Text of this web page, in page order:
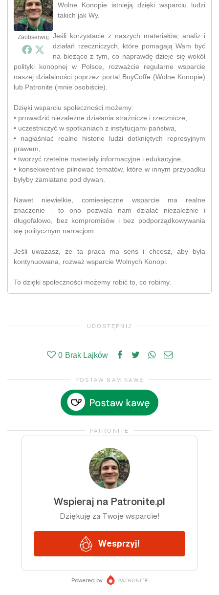
Zaobserwuj
Wolne Konopie istnieją dzięki wsparciu ludzi
takich jak Wy.
Jeśli korzystacie z naszych materiałów, analiz i
działań rzeczniczych, które pomagają Wam być
na bieżąco z tym, co naprawdę dzieje się wokół
polityki konopnej w Polsce, rozważcie regularne wsparcie
naszej działalności poprzez portal BuyCoffe (Wolne Konopie)
lub Patronite (mnie osobiście).
Dzięki wsparciu społeczności możemy:
• prowadzić niezależne działania strażnicze i rzecznicze,
• uczestniczyć w spotkaniach z instytucjami państwa,
• nagłaśniać realne historie ludzi dotkniętych represyjnym
prawem,
• tworzyć rzetelne materiały informacyjne i edukacyjne,
• konsekwentnie pilnować tematów, które w innym przypadku
byłyby zamiatane pod dywan.
Nawet niewielkie, comiesięczne wsparcie ma realne
znaczenie - to ono pozwala nam działać niezależnie i
długofalowo, bez kompromisów i bez podporządkowywania
się politycznym narracjom.
Jeśli uważasz, że ta praca ma sens i chcesz, aby była
kontynuowana, rozważ wsparcie Wolnych Konopi.
To dzięki społeczności możemy robić to, co robimy.
UDOSTĘPNIJ
0 Brak Lajków
POSTAW NAM KAWĘ
PATRONITE